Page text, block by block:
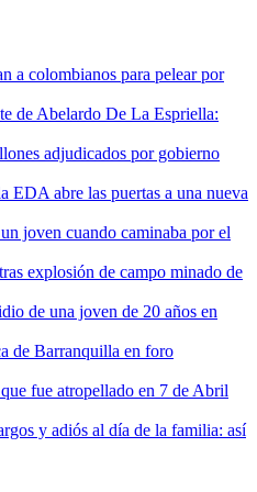
a colombianos para pelear por
de Abelardo De La Espriella:
adjudicados por gobierno
EDA abre las puertas a una nueva
joven cuando caminaba por el
explosión de campo minado de
de una joven de 20 años en
de Barranquilla en foro
fue atropellado en 7 de Abril
y adiós al día de la familia: así